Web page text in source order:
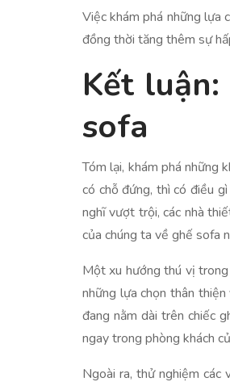
Việc khám phá những lựa
đồng thời tăng thêm sự
Kết
sofa
Tóm lại, khám phá những
có chỗ đứng, thì có điều
nghĩ vượt trội, các nhà
của chúng ta về ghế sofa
Một xu hướng thú vị
những lựa chọn thân
đang nằm dài trên chiếc
ngay trong phòng khách
Ngoài ra, thử nghiệm các